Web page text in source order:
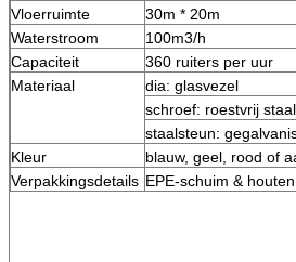
Vloerruimte
30m * 20m
Waterstroom
100m3/h
Capaciteit
360 ruiters per uur
Materiaal
dia: glasvezel
schroef: roestvrij staal
staalsteun:
Kleur
blauw, geel, rood of
Verpakkingsdetails EPE-schuim &